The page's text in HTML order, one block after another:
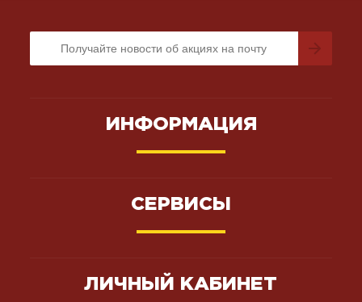
ИНФОРМАЦИЯ
СЕРВИСЫ
ЛИЧНЫЙ КАБИНЕТ